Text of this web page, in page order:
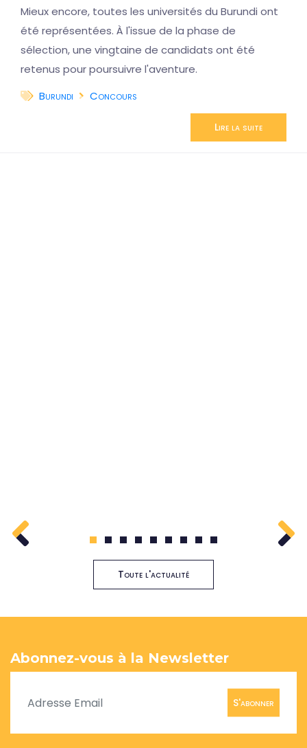
Mieux encore, toutes les universités du Burundi ont
été représentées. À l'issue de la phase de
sélection, une vingtaine de candidats ont été
retenus pour poursuivre l'aventure.
Burundi
Concours
Lire la suite
1 2 3 4 5 6 7 8 9
Toute l'actualité
Abonnez-vous à la Newsletter
S'abonner